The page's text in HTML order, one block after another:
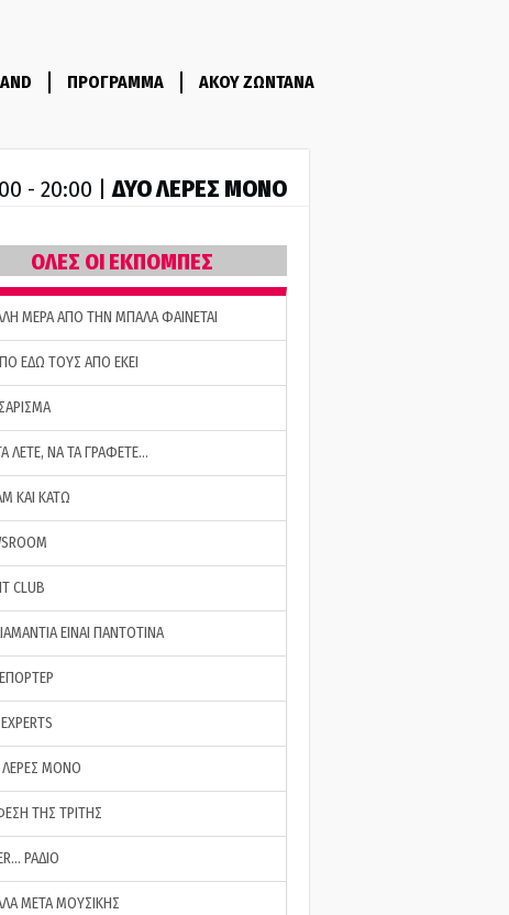
ΠΡΟΓΡΑΜΜΑ ΑΚΟΥ ΖΩΝΤΑΝΑ
- 20:00 |ΔΥΟ ΛΕΡΕΣ ΜΟΝΟ
ΟΛΕΣ ΟΙ ΕΚΠΟΜΠΕΣ
ΜΕΡΑ ΑΠΟ ΤΗΝ ΜΠΑΛΑ ΦΑΙΝΕΤΑΙ
ΕΔΩ ΤΟΥΣ ΑΠΟ ΕΚΕΙ
ΛΕΤΕ, ΝΑ ΤΑ ΓΡΑΦΕΤΕ…
ΚΑΙ ΚΑΤΩ
CLUB
ΕΙΝΑΙ ΠΑΝΤΟΤΙΝΑ
ΜΟΝΟ
ΤΗΣ ΤΡΙΤΗΣ
ΡΑΔΙΟ
ΜΕΤΑ ΜΟΥΣΙΚΗΣ